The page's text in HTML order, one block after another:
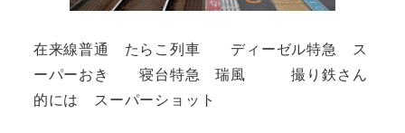
在来線普通 たらこ列車 ディーゼル特急 ス
ーパーおき 寝台特急 瑞風 撮り鉄さん
的には スーパーショット